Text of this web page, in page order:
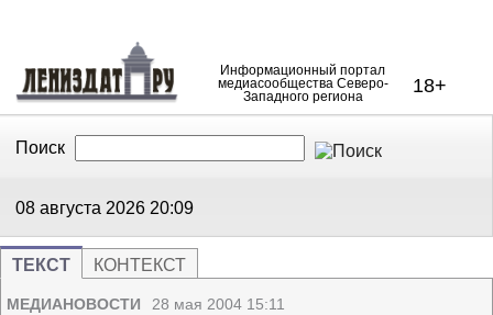
Информационный портал
медиасообщества Северо-
Западного региона
18+
Поиск
08 августа 2026 20:09
ТЕКСТ КОНТЕКСТ
МЕДИАНОВОСТИ 28 мая 2004 15:11